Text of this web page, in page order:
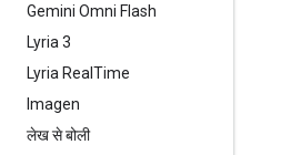
Gemini Omni Flash
Lyria 3
Lyria Real Time
Imagen
लेख से बोली